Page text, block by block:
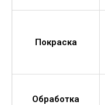
Покраска
Обработка